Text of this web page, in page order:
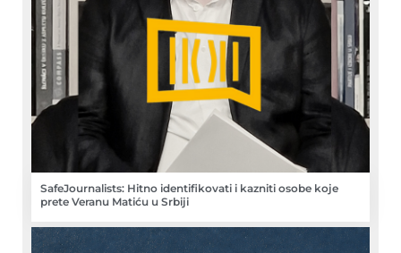
SafeJournalists: Hitno identifikovati i kazniti osobe koje
prete Veranu Matiću u Srbiji